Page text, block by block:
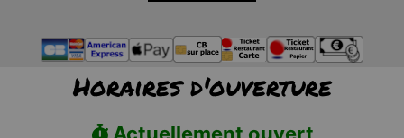
Horaires d'ouverture